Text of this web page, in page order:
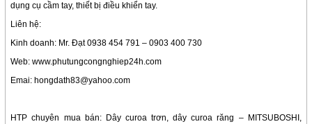
dụng cụ cầm tay, thiết bị điều khiển tay.
Liên hệ:
Kinh doanh: Mr. Đạt 0938 454 791 – 0903 400 730
Web: www.phutungcongnghiep24h.com
Emai: hongdath83@yahoo.com
HTP chuyên mua bán: Dây curoa trơn, dây curoa răng – MITSUBOSHI,